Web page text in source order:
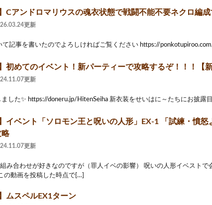
Cアンドロマリウスの魂衣状態で戦闘不能不要ネクロ編
更新
記事を書いたのでよろしければご覧ください https://
初めてのイベント！新パーティーで攻略するぞ！！！【
更新
した✨ https://doneru.jp/HitenSeiha 新衣装をせいはに～たちにお披露
イベント「ソロモン王と呪いの人形」EX-1 「試練・憤怒
略
更新
み合わせが好きなのですが（罪人イベの影響） 呪いの人形イベストで
の動画を投稿した時点で[…]
ムスペルEX1ターン